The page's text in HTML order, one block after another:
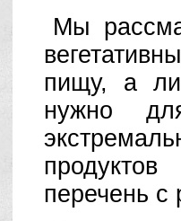
Мы
пищу, а
нужно
перечень с